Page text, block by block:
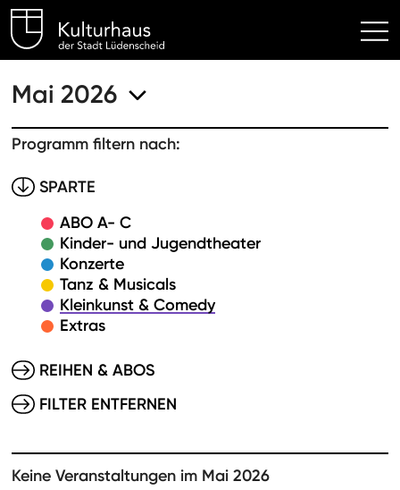
Kulturhaus Lüdenscheid
Mai 2026
Programm filtern nach:
SPARTE
ABO A- C
Kinder- und Jugendtheater
Konzerte
Tanz & Musicals
Kleinkunst & Comedy
Extras
REIHEN & ABOS
FILTER ENTFERNEN
Keine Veranstaltungen im Mai 2026